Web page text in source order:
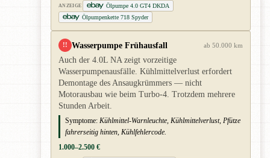
ANZEIGE
Ölpumpe 4.0 GT4 DKDA
Ölpumpenkette 718 Spyder
!! Wasserpumpe Frühausfall ab 50.000 km
Auch der 4.0L NA zeigt vorzeitige
Wasserpumpenausfälle. Kühlmittelverlust erfordert
Demontage des Ansaugkrümmers — nicht
Motorausbau wie beim Turbo-4. Trotzdem mehrere
Stunden Arbeit.
Symptome: Kühlmittel-Warnleuchte, Kühlmittelverlust, Pfütze
fahrerseitig hinten, Kühlfehlercode.
1.000–2.500 €